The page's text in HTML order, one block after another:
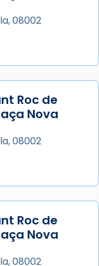
tingut lloc la
al
apostòlica
i als
Barcelona.
cardenal Joan
08002
Roc de
Nova
08002
Roc de
Nova
08002